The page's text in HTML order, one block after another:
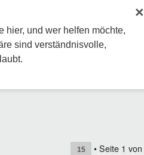
×
hier, und wer helfen möchte,
sind verständnisvolle,
15 • Seite 1 von